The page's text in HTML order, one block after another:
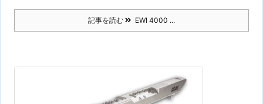
記事を読む EWI 4000 ...